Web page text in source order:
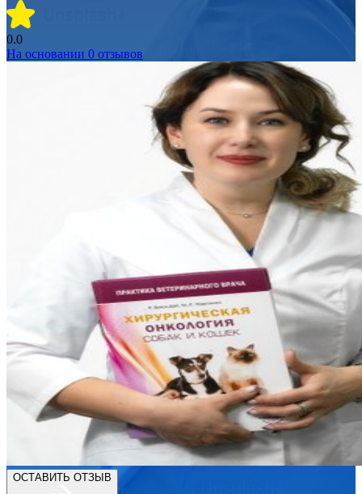
0.0
На основании 0 отзывов
ОСТАВИТЬ ОТЗЫВ